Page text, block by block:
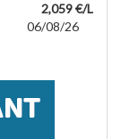
2,059 €/L
06/08/26